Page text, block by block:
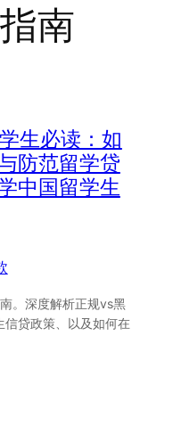
南
生必读：如
防范留学贷
中国留学生
。深度解析正规vs黑
贷政策、以及如何在